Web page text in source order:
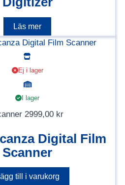
Läs mer
Ej i lager
I lager
2999,00 kr
Digital Film
Scanner
till i varukorg